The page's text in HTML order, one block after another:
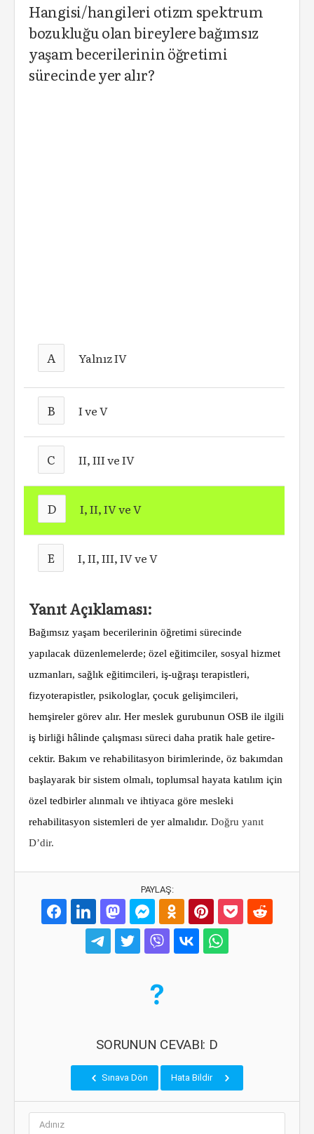
Hangisi/hangileri otizm spektrum
bozukluğu olan bireylere bağımsız
yaşam becerilerinin öğretimi
sürecinde yer alır?
A Yalnız IV
B I ve V
C II, III ve IV
D I, II, IV ve V
E I, II, III, IV ve V
Yanıt Açıklaması:
Bağımsız yaşam becerilerinin öğretimi süre­cinde
yapılacak düzenlemelerde; özel eğitimci­ler, sosyal hizmet
uzmanları, sağlık eğitimcileri, iş-uğraşı terapistleri,
fizyoterapistler, psikolog­lar, çocuk gelişimcileri,
hemşireler görev alır. Her meslek gurubunun OSB ile ilgili
iş birliği hâlinde çalışması süreci daha pratik hale getire­
cektir. Bakım ve rehabilitasyon birimlerinde, öz bakımdan
başlayarak bir sistem olmalı, toplum­sal hayata katılım için
özel tedbirler alınmalı ve ihtiyaca göre mesleki
rehabilitasyon sistemleri de yer almalıdır. Doğru yanıt
D’dir.
PAYLAŞ:
SORUNUN CEVABI: D
Sınava Dön Hata Bildir